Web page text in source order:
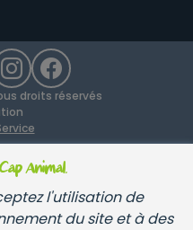
Animal.
l'utilisation de
du site et à des
droits réservés